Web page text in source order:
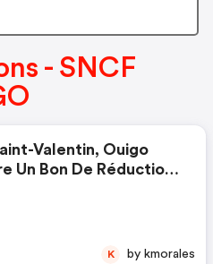
- SNCF
Valentin, Ouigo
Un Bon De Réduction
Le 6 Mars Et Le 6
K by kmorales